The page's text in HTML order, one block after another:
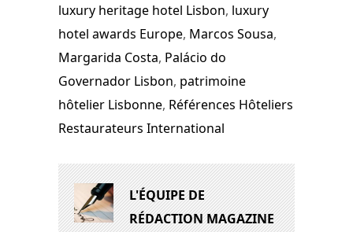
luxury heritage hotel Lisbon, luxury
hotel awards Europe, Marcos Sousa,
Margarida Costa, Palácio do
Governador Lisbon, patrimoine
hôtelier Lisbonne, Références Hôteliers
Restaurateurs International
L'ÉQUIPE DE
RÉDACTION MAGAZINE